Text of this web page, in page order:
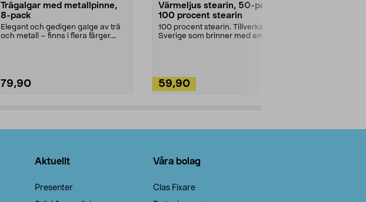
Trägalgar med metallpinne,
8-pack
Elegant och gedigen galge av trä
och metall – finns i flera färger.
79,90
Värmeljus stearin, 50-pack,
100 procent stearin
100 procent stearin. Tillverkade i
Sverige som brinner med en
59,90
Aktuellt
Presenter
Våra bolag
Clas Fixare